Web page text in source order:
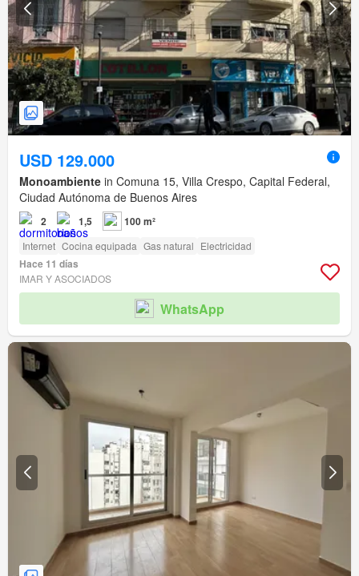
USD 129.000
Monoambiente in Comuna 15, Villa Crespo, Capital Federal,
Ciudad Autónoma de Buenos Aires
2 1,5 100 m²
Internet Cocina equipada Gas natural Electricidad
Hace 11 días
IMAR Y ASOCIADOS
WhatsApp